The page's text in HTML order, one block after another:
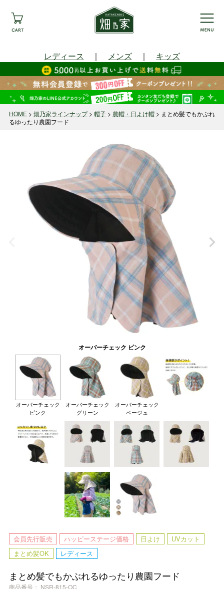
レディース ｜ メンズ ｜ キッズ
HOME 畑乃家ラインナップ 帽子 農帽・日よけ帽
まとめ髪でもかぶれ
るゆったり農園フード
オーバーチェック ピンク
オーバーチェック
ピンク
オーバーチェック
グリーン
オーバーチェック
ベージュ
会員先行販売 ハッピーステージ価格 日よけ
UVカット
まとめ髪OK
レディース
まとめ髪でもかぶれるゆったり農園フード
商品番号
NSR-815-OC